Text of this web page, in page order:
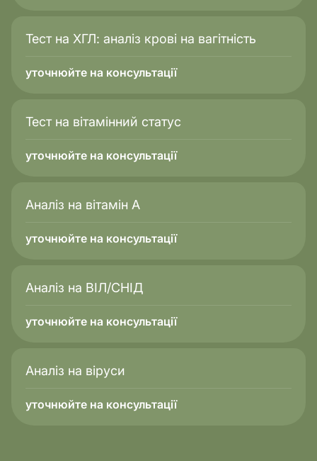
Тест на ХГЛ: аналіз крові на вагітність
уточнюйте на консультації
Тест на вітамінний статус
уточнюйте на консультації
Аналіз на вітамін А
уточнюйте на консультації
Аналіз на ВІЛ/СНІД
уточнюйте на консультації
Аналіз на віруси
уточнюйте на консультації